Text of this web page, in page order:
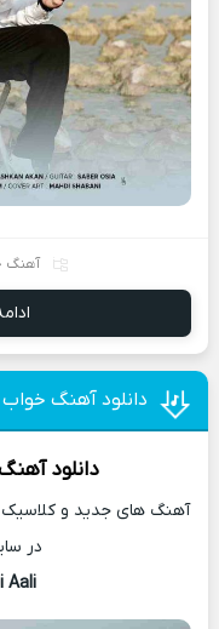
آهنگ
دانلود آهنگ خواب
دانلود
آهنگ های جدید و کلاسیک
در
Aali